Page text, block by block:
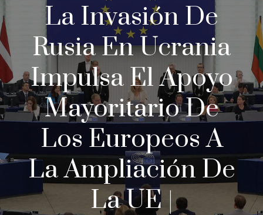
La Invasión De
Rusia En Ucrania
Impulsa El Apoyo
Mayoritario De
Los Europeos A
La Ampliación De
La UE |